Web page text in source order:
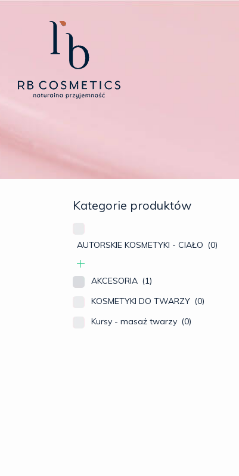
Kategorie produktów
AUTORSKIE KOSMETYKI - CIAŁO (0)
AKCESORIA (1)
KOSMETYKI DO TWARZY (0)
Kursy - masaż twarzy (0)